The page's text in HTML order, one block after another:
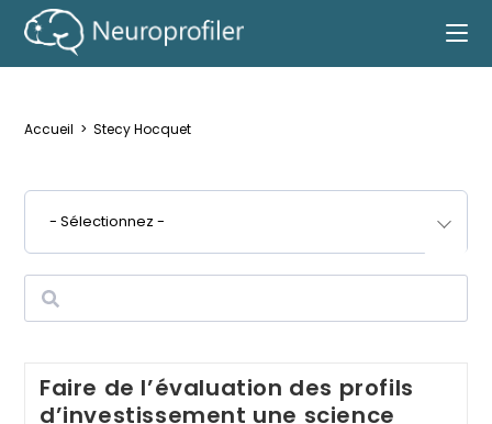
Accueil > Stecy Hocquet
- Sélectionnez -
Faire de l’évaluation des profils
d’investissement une science